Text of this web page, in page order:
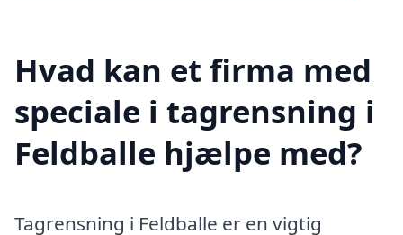
Hvad kan et firma med
speciale i tagrensning i
Feldballe hjælpe med?
Tagrensning i Feldballe er en vigtig